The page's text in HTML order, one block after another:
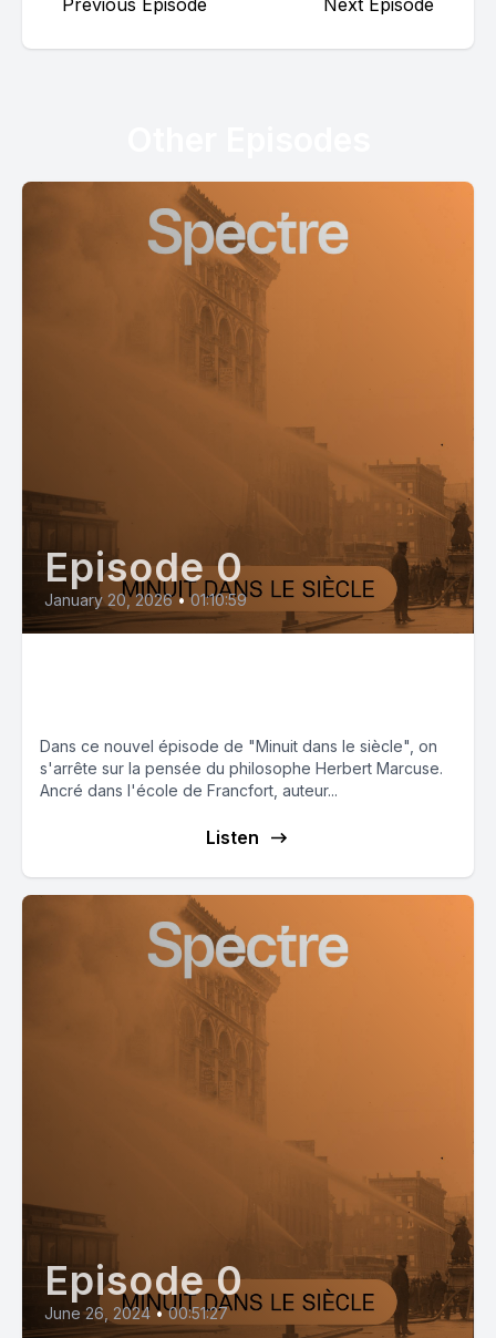
Previous Episode Next Episode
Episode 0
January 20, 2026 • 01:10:59
Dans ce nouvel épisode de "Minuit dans le siècle", on
s'arrête sur la pensée du philosophe Herbert Marcuse.
Ancré dans l'école de Francfort, auteur...
Listen
Episode 0
June 26, 2024 • 00:51:27